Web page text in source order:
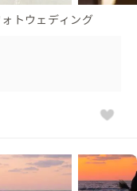
トウェディング